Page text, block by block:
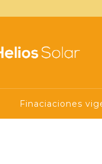
Finaciaciones